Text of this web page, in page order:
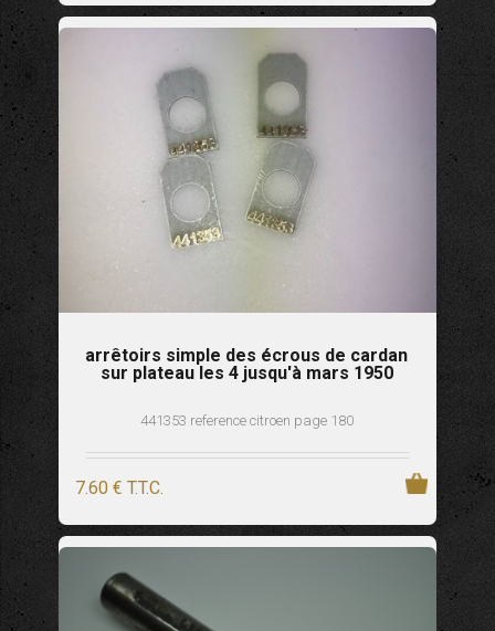
arrêtoirs simple des écrous de cardan
sur plateau les 4 jusqu'à mars 1950
441353 reference citroen page 180
7.60 € T.T.C.